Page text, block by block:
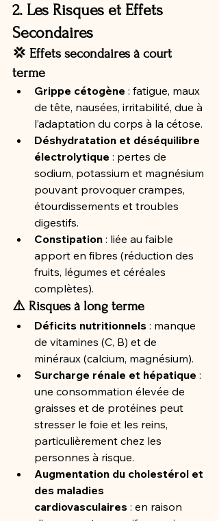
2. Les Risques et Effets
Secondaires
💢 Effets secondaires à court
terme
Grippe cétogène : fatigue, maux
de tête, nausées, irritabilité, due à
l’adaptation du corps à la cétose.
Déshydratation et déséquilibre
électrolytique : pertes de
sodium, potassium et magnésium
pouvant provoquer crampes,
étourdissements et troubles
digestifs.
Constipation : liée au faible
apport en fibres (réduction des
fruits, légumes et céréales
complètes).
⚠️ Risques à long terme
Déficits nutritionnels : manque
de vitamines (C, B) et de
minéraux (calcium, magnésium).
Surcharge rénale et hépatique :
une consommation élevée de
graisses et de protéines peut
stresser le foie et les reins,
particulièrement chez les
personnes à risque.
Augmentation du cholestérol et
des maladies
cardiovasculaires : en raison